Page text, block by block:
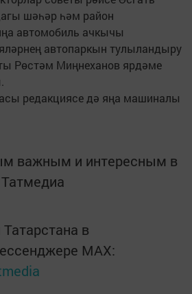
шәһәр һәм район
автомобиль ачкычы
автопаркын тулыландыру
Рөстәм Миңнеханов ярдәме
редакциясе дә яңа машиналы
важным и интересным в
Татмедиа
в
MАХ: